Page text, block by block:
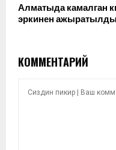
Алматыда камалган
эркинен ажыратылды
КОММЕНТАРИЙ